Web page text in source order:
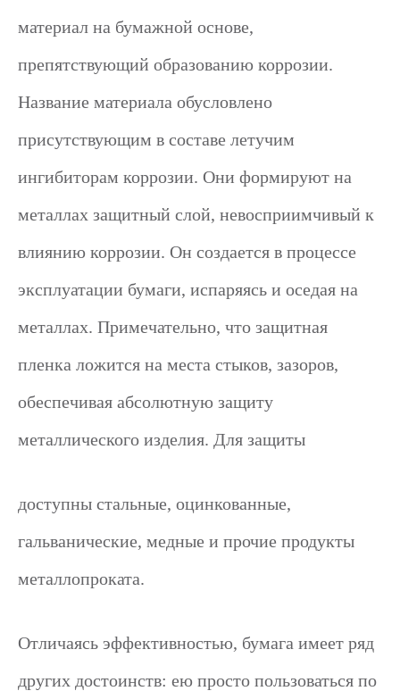
материал на бумажной основе,
препятствующий образованию коррозии.
Название материала обусловлено
присутствующим в составе летучим
ингибиторам коррозии. Они формируют на
металлах защитный слой, невосприимчивый к
влиянию коррозии. Он создается в процессе
эксплуатации бумаги, испаряясь и оседая на
металлах. Примечательно, что защитная
пленка ложится на места стыков, зазоров,
обеспечивая абсолютную защиту
металлического изделия. Для защиты
доступны стальные, оцинкованные,
гальванические, медные и прочие продукты
металлопроката.
Отличаясь эффективностью, бумага имеет ряд
других достоинств: ею просто пользоваться по